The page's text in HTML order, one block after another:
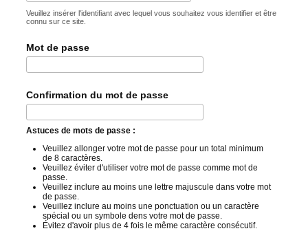
Veuillez insérer l'identifiant avec lequel vous souhaitez vous identifier et être
connu sur ce site.
Mot de passe
Confirmation du mot de passe
Astuces de mots de passe :
Veuillez allonger votre mot de passe pour un total minimum
de 8 caractères.
Veuillez éviter d'utiliser votre mot de passe comme mot de
passe.
Veuillez inclure au moins une lettre majuscule dans votre mot
de passe.
Veuillez inclure au moins une ponctuation ou un caractère
spécial ou un symbole dens votre mot de passe.
Évitez d'avoir plus de 4 fois le même caractère consécutif.